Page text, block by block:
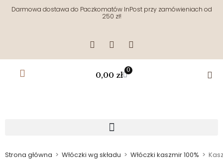
Darmowa dostawa do Paczkomatów InPost przy zamówieniach od
250 zł!
0,00 zł
0
Strona główna > Włóczki wg składu > Włóczki kaszmir 100% >